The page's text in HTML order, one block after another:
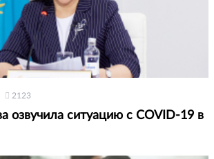
2123
озвучила ситуацию с СOVID-19 в